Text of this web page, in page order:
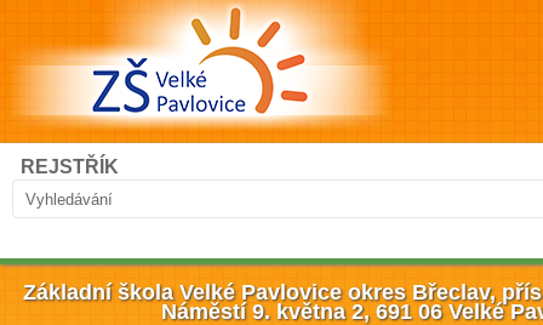
Přejít k hlavnímu obsahu
Vyhledávání
Hledat
REJSTŘÍK
Základní škola Velké Pavlovice okres Břeclav,
Náměstí 9. května 2, 691 06 Velké